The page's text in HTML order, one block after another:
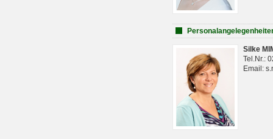
Silke
Tel.Nr.:
Email: